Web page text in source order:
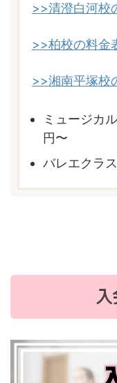
>>清澄白河校
>>柏校の料金
>>湘南平塚校
ミュージカ
円〜
バレエクラ